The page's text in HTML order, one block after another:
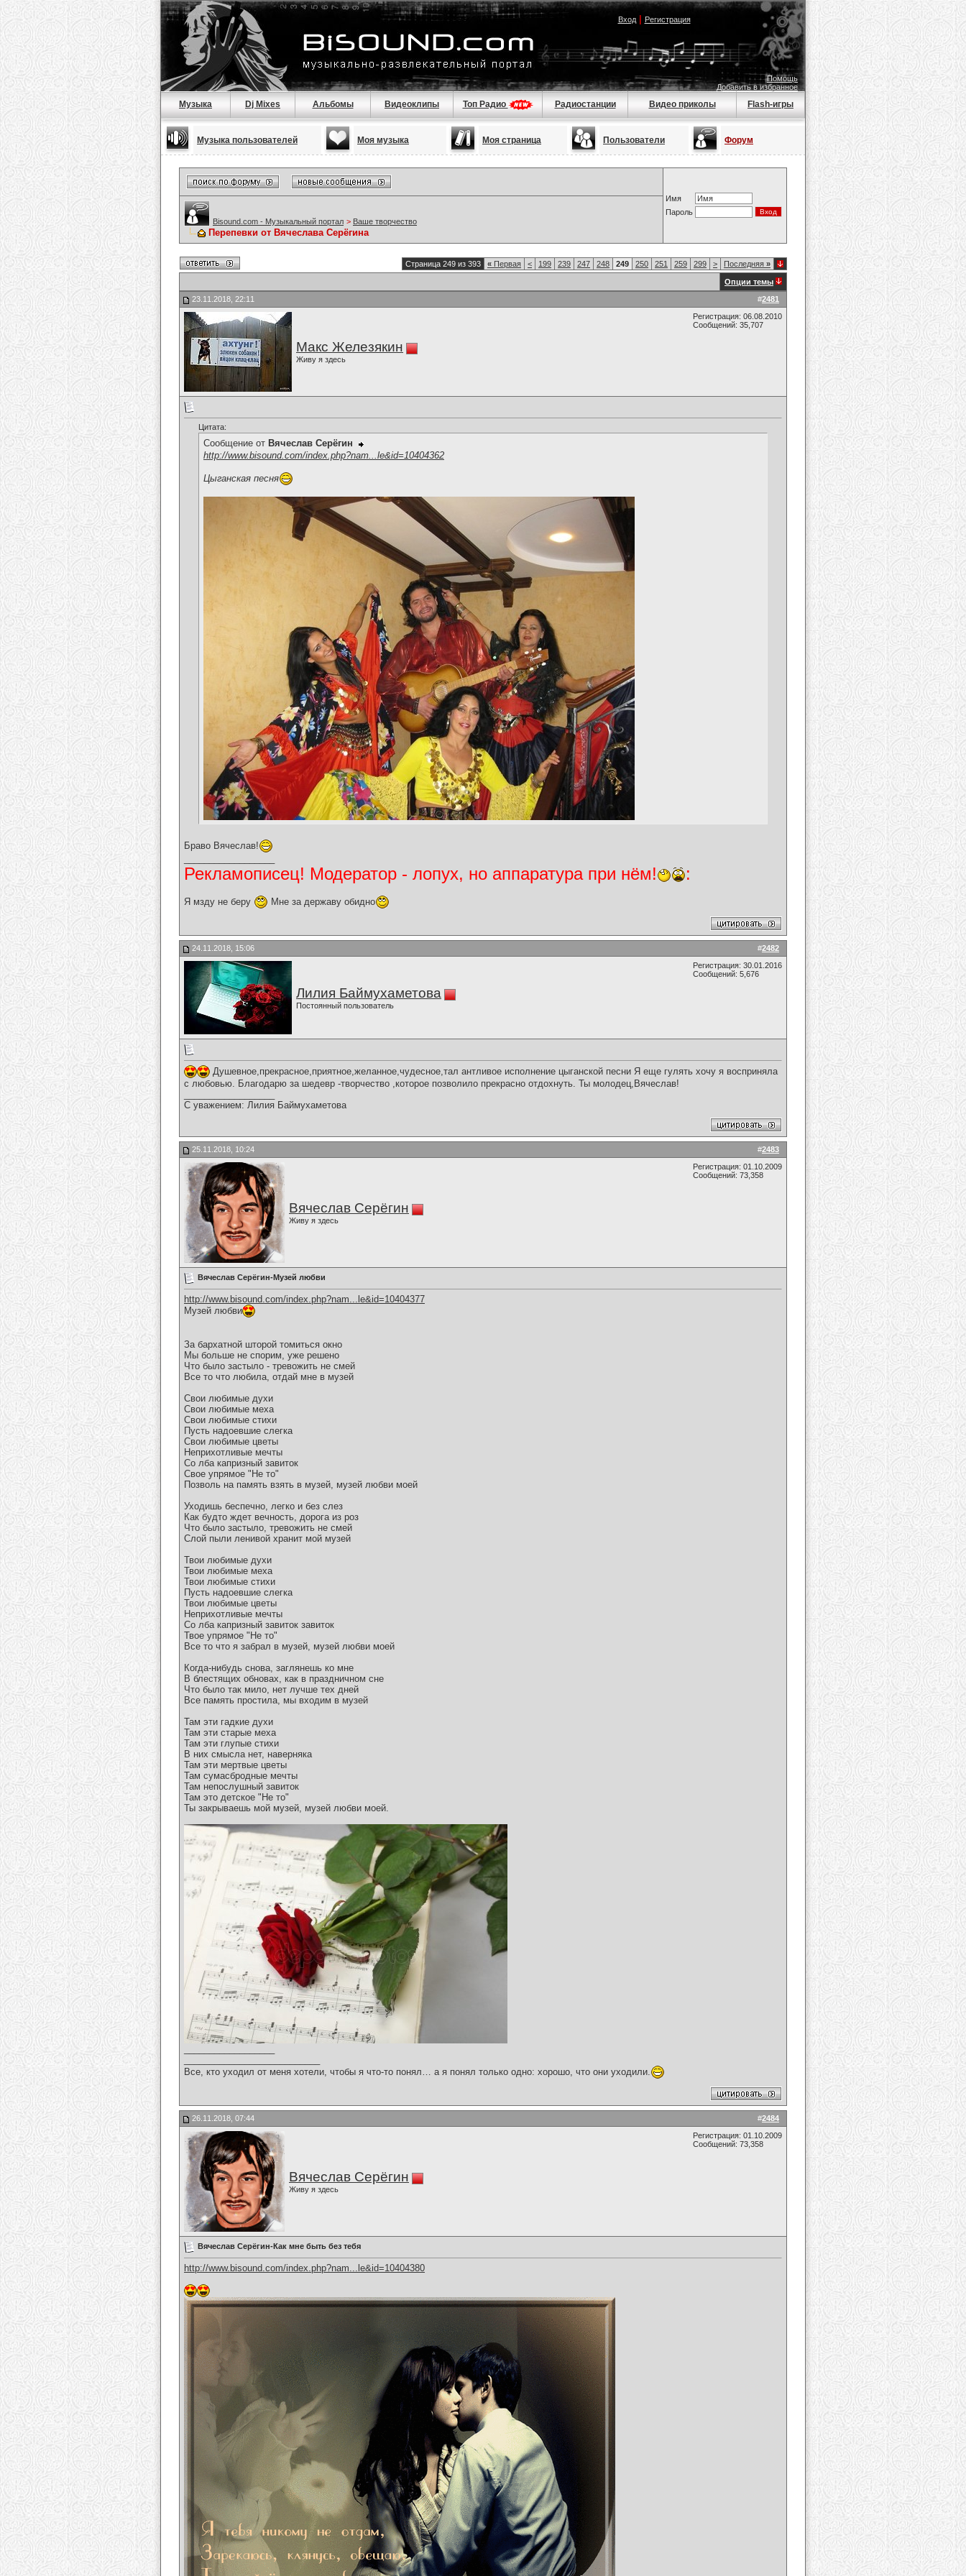
Вход| Регистрация
Помощь
Добавить в избранное
Музыка Dj Mixes Альбомы Видеоклипы Топ Радио Радиостанции Видео приколы Flash-игры
Музыка пользователей Моя музыка Моя страница Пользователи Форум
Имя
Пароль
Bisound.com - Музыкальный портал > Ваше творчество
Перепевки от Вячеслава Серёгина
Страница 249 из 393 « Первая < 199 239 247 248 249 250 251 259 299 > Последняя »
Опции темы
#2481
23.11.2018, 22:11
Макс Железякин
Живу я здесь
Регистрация: 06.08.2010
Сообщений: 35,707
Цитата:
Сообщение от Вячеслав Серёгин
http://www.bisound.com/index.php?nam...le&id=10404362
Цыганская песня
Браво Вячеслав!
Рекламописец! Модератор - лопух, но аппаратура при нём! :
Я мзду не беру Мне за державу обидно
#2482
24.11.2018, 15:06
Лилия Баймухаметова
Постоянный пользователь
Регистрация: 30.01.2016
Сообщений: 5,676
Душевное,прекрасное,приятное,желанное,чудесное,тал антливое исполнение цыганской песни Я еще гулять хочу я восприняла
с любовью. Благодарю за шедевр -творчество ,которое позволило прекрасно отдохнуть. Ты молодец,Вячеслав!
С уважением: Лилия Баймухаметова
#2483
25.11.2018, 10:24
Вячеслав Серёгин
Живу я здесь
Регистрация: 01.10.2009
Сообщений: 73,358
Вячеслав Серёгин-Музей любви
http://www.bisound.com/index.php?nam...le&id=10404377
Музей любви
За бархатной шторой томиться окно
Мы больше не спорим, уже решено
Что было застыло - тревожить не смей
Все то что любила, отдай мне в музей
Свои любимые духи
Свои любимые меха
Свои любимые стихи
Пусть надоевшие слегка
Свои любимые цветы
Неприхотливые мечты
Со лба капризный завиток
Свое упрямое "Не то"
Позволь на память взять в музей, музей любви моей
Уходишь беспечно, легко и без слез
Как будто ждет вечность, дорога из роз
Что было застыло, тревожить не смей
Слой пыли ленивой хранит мой музей
Твои любимые духи
Твои любимые меха
Твои любимые стихи
Пусть надоевшие слегка
Твои любимые цветы
Неприхотливые мечты
Со лба капризный завиток завиток
Твое упрямое "Не то"
Все то что я забрал в музей, музей любви моей
Когда-нибудь снова, заглянешь ко мне
В блестящих обновах, как в праздничном сне
Что было так мило, нет лучше тех дней
Все память простила, мы входим в музей
Там эти гадкие духи
Там эти старые меха
Там эти глупые стихи
В них смысла нет, наверняка
Там эти мертвые цветы
Там сумасбродные мечты
Там непослушный завиток
Там это детское "Не то"
Ты закрываешь мой музей, музей любви моей.
Все, кто уходил от меня хотели, чтобы я что-то понял… а я понял только одно: хорошо, что они уходили.
#2484
26.11.2018, 07:44
Вячеслав Серёгин
Живу я здесь
Регистрация: 01.10.2009
Сообщений: 73,358
Вячеслав Серёгин-Как мне быть без тебя
http://www.bisound.com/index.php?nam...le&id=10404380